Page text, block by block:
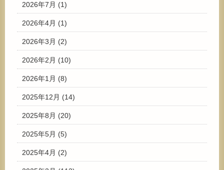
2026年7月 (1)
2026年4月 (1)
2026年3月 (2)
2026年2月 (10)
2026年1月 (8)
2025年12月 (14)
2025年8月 (20)
2025年5月 (5)
2025年4月 (2)